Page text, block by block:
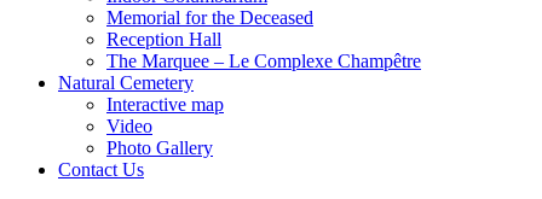
Memorial for the Deceased
Reception Hall
The Marquee – Le Complexe Champêtre
Natural Cemetery
Interactive map
Video
Photo Gallery
Contact Us